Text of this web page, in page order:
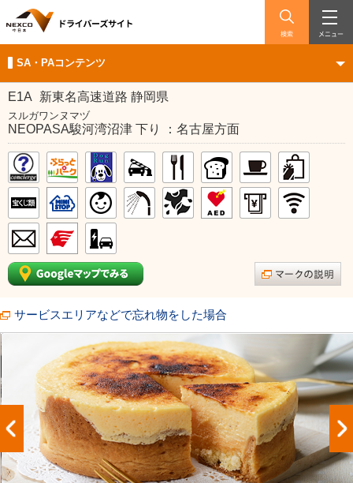
検索 メニュー
SA・PAコンテンツ
E1A 新東名高速道路 静岡県
スルガワンヌマヅ
NEOPASA駿河湾沼津 下り ：名古屋方面
サービスエリアなどで忘れ物をした場合